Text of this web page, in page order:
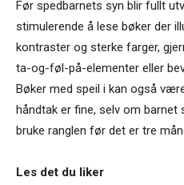
Før spedbarnets syn blir fullt
stimulerende å lese bøker der
kontraster og sterke farger,
ta-og-føl-på-elementer eller
Bøker med speil i kan også
håndtak er fine, selv om barnet
bruke ranglen før det er tre
Les det du liker